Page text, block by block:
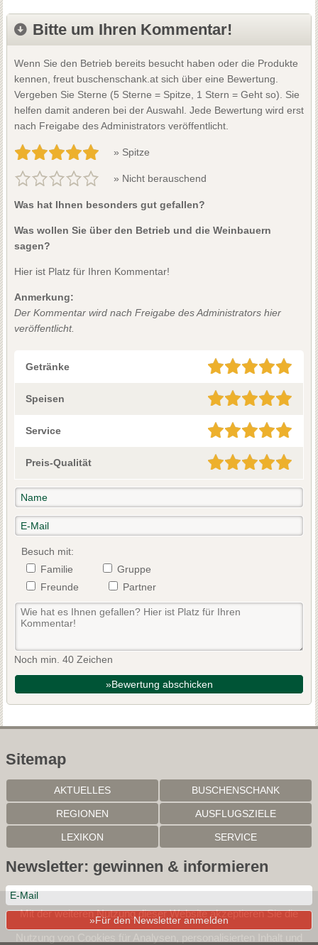
Bitte um Ihren Kommentar!
Wenn Sie den Betrieb bereits besucht haben oder die Produkte
kennen, freut buschenschank.at sich über eine Bewertung.
Vergeben Sie Sterne (5 Sterne = Spitze, 1 Stern = Geht so). Sie
helfen damit anderen bei der Auswahl. Jede Bewertung wird erst
nach Freigabe des Administrators veröffentlicht.
» Spitze
» Nicht berauschend
Was hat Ihnen besonders gut gefallen?
Was wollen Sie über den Betrieb und die Weinbauern
sagen?
Hier ist Platz für Ihren Kommentar!
Anmerkung:
Der Kommentar wird nach Freigabe des Administrators hier
veröffentlicht.
Getränke
Speisen
Service
Preis-Qualität
Besuch mit:
Familie
Gruppe
Freunde
Partner
Noch min. 40 Zeichen
»Bewertung abschicken
Sitemap
AKTUELLES BUSCHENSCHANK
REGIONEN AUSFLUGSZIELE
LEXIKON SERVICE
Newsletter: gewinnen & informieren
»Für den Newsletter anmelden
Mit der weiteren Nutzung dieser Website akzeptieren Sie die